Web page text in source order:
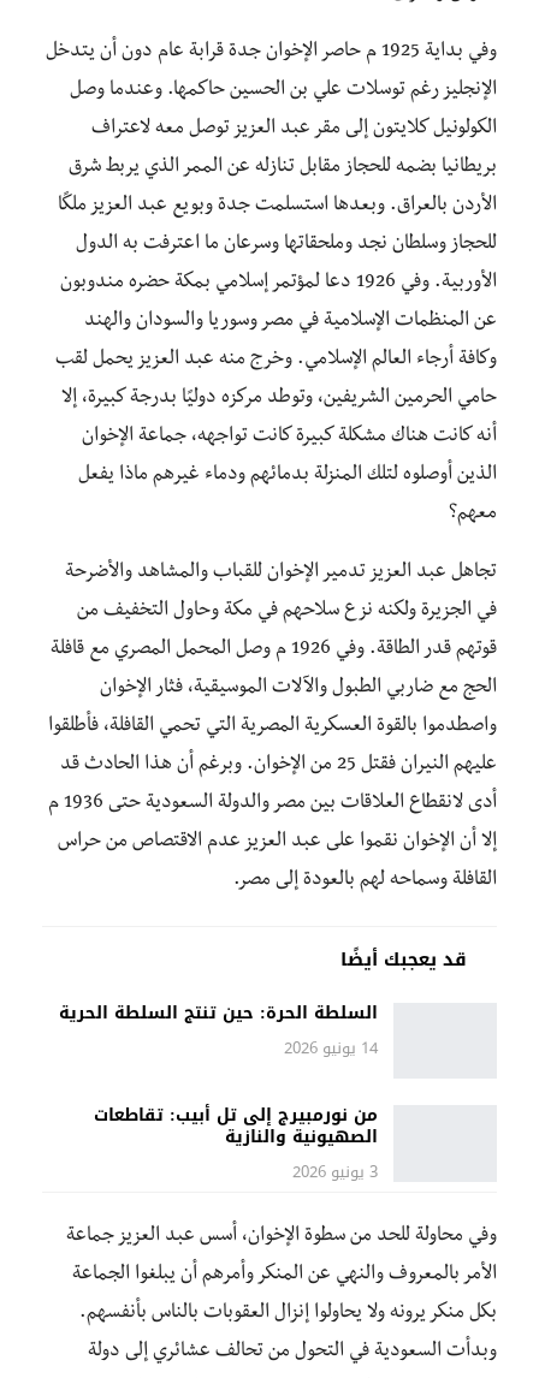
وفي بداية 1925 م حاصر الإخوان جدة قرابة عام دون أن يتدخل
الإنجليز رغم توسلات علي بن الحسين حاكمها. وعندما وصل
الكولونيل كلايتون إلى مقر عبد العزيز توصل معه لاعتراف
بريطانيا بضمه للحجاز مقابل تنازله عن الممر الذي يربط شرق
الأردن بالعراق. وبعدها استسلمت جدة وبويع عبد العزيز ملكًا
للحجاز وسلطان نجد وملحقاتها وسرعان ما اعترفت به الدول
الأوربية. وفي 1926 دعا لمؤتمر إسلامي بمكة حضره مندوبون
عن المنظمات الإسلامية في مصر وسوريا والسودان والهند
وكافة أرجاء العالم الإسلامي. وخرج منه عبد العزيز يحمل لقب
حامي الحرمين الشريفين، وتوطد مركزه دوليًا بدرجة كبيرة، إلا
أنه كانت هناك مشكلة كبيرة كانت تواجهه، جماعة الإخوان
الذين أوصلوه لتلك المنزلة بدمائهم ودماء غيرهم ماذا يفعل
معهم؟
تجاهل عبد العزيز تدمير الإخوان للقباب والمشاهد والأضرحة
في الجزيرة ولكنه نزع سلاحهم في مكة وحاول التخفيف من
قوتهم قدر الطاقة. وفي 1926 م وصل المحمل المصري مع قافلة
الحج مع ضاربي الطبول والآلات الموسيقية، فثار الإخوان
واصطدموا بالقوة العسكرية المصرية التي تحمي القافلة، فأطلقوا
عليهم النيران فقتل 25 من الإخوان. وبرغم أن هذا الحادث قد
أدى لانقطاع العلاقات بين مصر والدولة السعودية حتى 1936 م
إلا أن الإخوان نقموا على عبد العزيز عدم الاقتصاص من حراس
القافلة وسماحه لهم بالعودة إلى مصر.
قد يعجبك أيضًا
السلطة الحرة: حين تنتج السلطة الحرية
14 يونيو 2026
من نورمبيرج إلى تل أبيب: تقاطعات
الصهيونية والنازية
3 يونيو 2026
وفي محاولة للحد من سطوة الإخوان، أسس عبد العزيز جماعة
الأمر بالمعروف والنهي عن المنكر وأمرهم أن يبلغوا الجماعة
بكل منكر يرونه ولا يحاولوا إنزال العقوبات بالناس بأنفسهم.
وبدأت السعودية في التحول من تحالف عشائري إلى دولة